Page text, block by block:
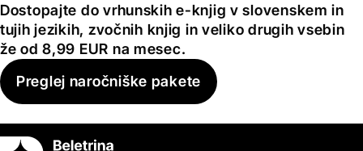
Dostopajte do vrhunskih e-knjig v slovenskem in
tujih jezikih, zvočnih knjig in veliko drugih vsebin
že od 8,99 EUR na mesec.
Preglej naročniške pakete